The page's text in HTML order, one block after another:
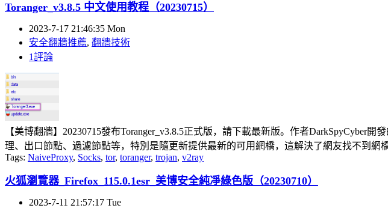
Toranger_v3.8.5 中文使用教程（20230715）
2023-7-17 21:46:35 Mon
安全翻牆推薦, 翻牆技術
1評論
【美博翻牆】20230715發布Toranger_v3.8.5正式版，請下載最新版。作者DarkSpyCyber
理、出口節點、過濾節點等，特別是隨更新提供最新的可用網橋，這解決了網友找不到
Tags: NaiveProxy, Socks, tor, toranger, trojan, v2ray
火狐瀏覽器_Firefox_115.0.1esr_美博安全純凈綠色版（20230710）
2023-7-11 21:57:17 Tue